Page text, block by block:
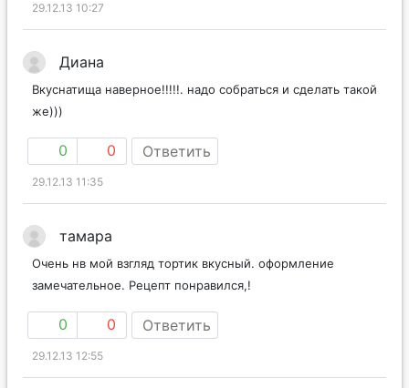
29.12.13 10:27
Диана
Вкуснатища наверное!!!!!. надо собраться и сделать такой
же)))
0 0 Ответить
29.12.13 11:35
тамара
Очень нв мой взгляд тортик вкусный. оформление
замечательное. Рецепт понравился,!
0 0 Ответить
29.12.13 12:55